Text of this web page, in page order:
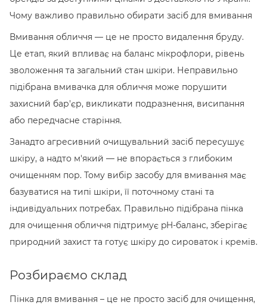
Чому важливо правильно обирати засіб для вмивання
Вмивання обличчя — це не просто видалення бруду.
Це етап, який впливає на баланс мікрофлори, рівень
зволоження та загальний стан шкіри. Неправильно
підібрана вмивачка для обличчя може порушити
захисний бар'єр, викликати подразнення, висипання
або передчасне старіння.
Занадто агресивний очищувальний засіб пересушує
шкіру, а надто м'який — не впорається з глибоким
очищенням пор. Тому вибір засобу для вмивання має
базуватися на типі шкіри, її поточному стані та
індивідуальних потребах. Правильно підібрана пінка
для очищення обличчя підтримує pH-баланс, зберігає
природний захист та готує шкіру до сироваток і кремів.
Розбираємо склад
Пінка для вмивання – це не просто засіб для очищення,